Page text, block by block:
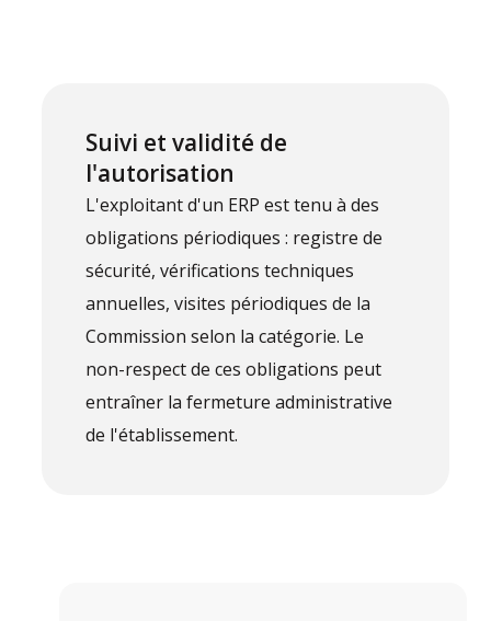
Suivi et validité de
l'autorisation
L'exploitant d'un ERP est tenu à des
obligations périodiques : registre de
sécurité, vérifications techniques
annuelles, visites périodiques de la
Commission selon la catégorie. Le
non-respect de ces obligations peut
entraîner la fermeture administrative
de l'établissement.